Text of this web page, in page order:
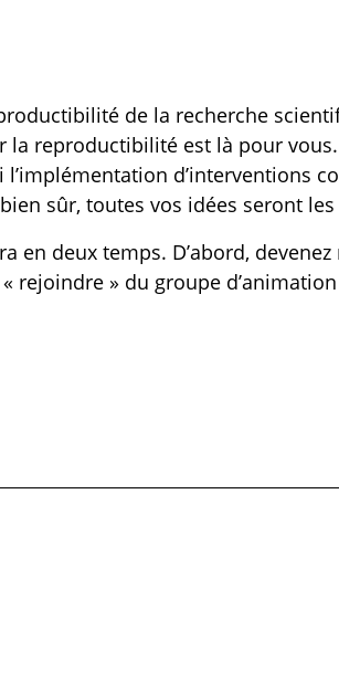
de la recherche
reproductibilité est là pour
d’interventions
sûr, toutes vos idées seront
deux temps. D’abord, devenez
rejoindre » du groupe